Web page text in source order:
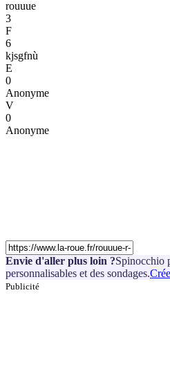
rouuue
3
F
6
kjsgfnù
E
0
Anonyme
V
0
Anonyme
Envie d'aller plus loin ?Spinocchio
personnalisables et des sondages.
Publicité